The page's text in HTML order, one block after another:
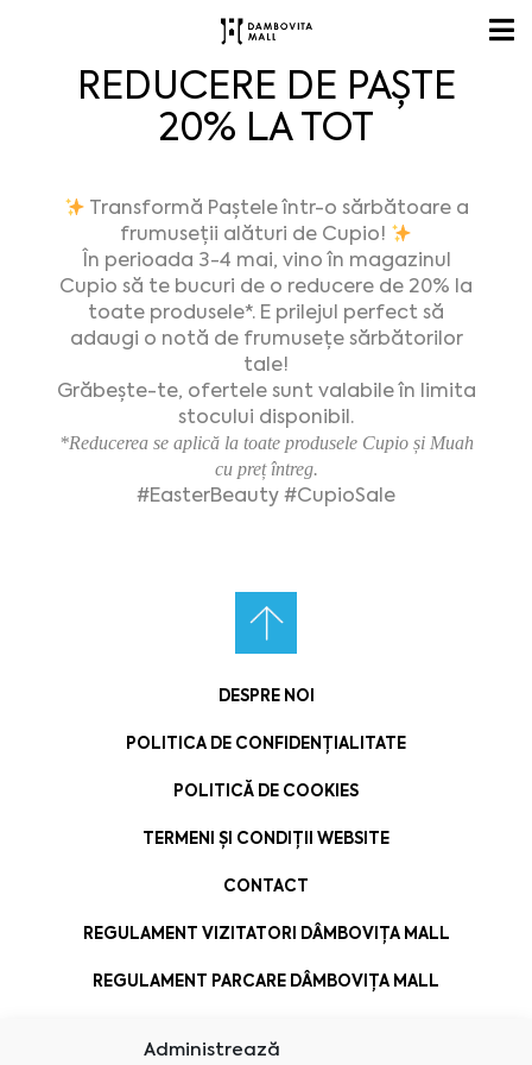
Administrează
REDUCERE DE PAȘTE
20% LA TOT
Transformă Paștele într-o sărbătoare a
frumuseții alături de Cupio!
În perioada 3-4 mai, vino în magazinul
Cupio să te bucuri de o reducere de 20% la
toate produsele*. E prilejul perfect să
adaugi o notă de frumusețe sărbătorilor
tale!
Grăbește-te, ofertele sunt valabile în limita
stocului disponibil.
*Reducerea se aplică la toate produsele Cupio și Muah
cu preț întreg.
#EasterBeauty #CupioSale
DESPRE NOI
POLITICA DE CONFIDENȚIALITATE
POLITICĂ DE COOKIES
TERMENI ȘI CONDIȚII WEBSITE
CONTACT
REGULAMENT VIZITATORI DÂMBOVIȚA MALL
REGULAMENT PARCARE DÂMBOVIȚA MALL